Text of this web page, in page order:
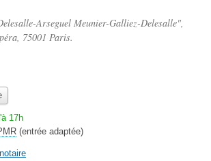
Arseguel Meunier-Galliez-Delesalle",
, 75001 Paris.
17h
(entrée adaptée)